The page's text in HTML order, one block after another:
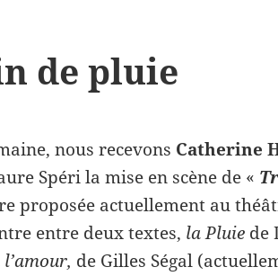
de pluie
nous recevons Catherine
Spéri la mise en scène de «
proposée actuellement au
entre deux textes, la Pluie de
de Gilles Ségal